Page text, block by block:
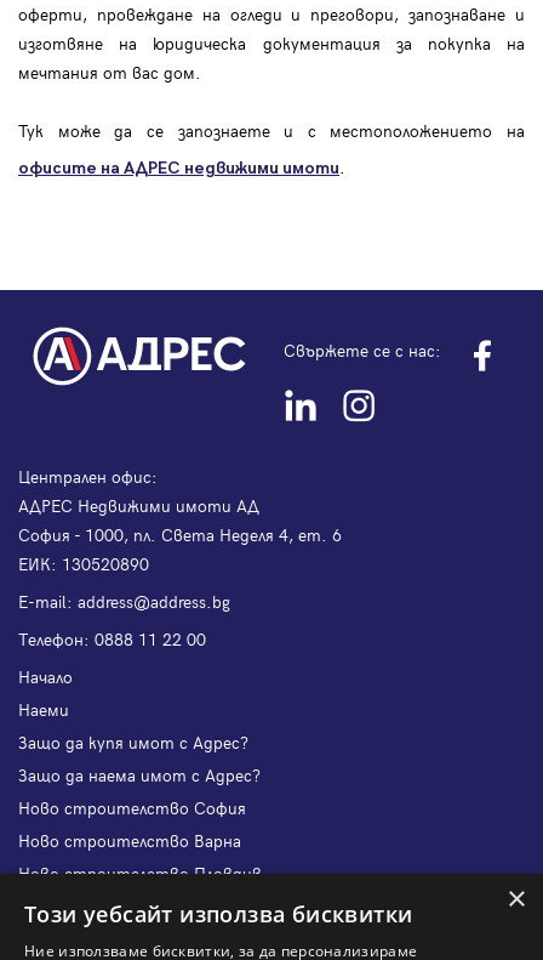
оферти, провеждане на огледи и преговори, запознаване и
изготвяне на юридическа документация за покупка на
мечтания от вас дом.
Тук може да се запознаете и с местоположението на
офисите на АДРЕС недвижими имоти.
Свържете се с нас:
Централен офис:
АДРЕС Недвижими имоти АД
София - 1000, пл. Света Неделя 4, ет. 6
ЕИК: 130520890
Е-mail: address@address.bg
Телефон: 0888 11 22 00
Начало
Наеми
Защо да купя имот с Адрес?
Защо да наема имот с Адрес?
Ново строителство София
Ново строителство Варна
Ново строителство Пловдив
Ново строителство Бургас
×
Този уебсайт използва бисквитки
Ние използваме бисквитки, за да персонализираме